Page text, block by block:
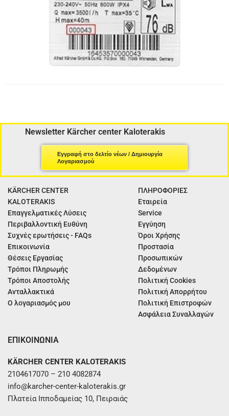
Newsletter Kärcher center Kaloterakis
Εγγραφή στο δελτίο νέων / Δημιουργία
Λογαριασμού
KÄRCHER CENTER
KALOTERAKIS
Επαγγελματικές Λύσεις
Περιβαλλοντική Ευθύνη
Συχνές ερωτήσεις - FAQs
Επικοινωνία
Θέσεις Εργασίας
Τρόποι Πληρωμής
Τρόποι Αποστολής
Ανταλλακτικά
Ο λογαριασμός μου
ΠΛΗΡΟΦΟΡΙΕΣ
Εταιρεία
Service
Εγγύηση
Όροι Χρήσης
Προστασία
Προσωπικών
Δεδομένων
Πολιτική Cookies
Πολιτική Απορρήτου
Πολιτική Επιστροφών
Ασφάλεια Συναλλαγών
ΕΠΙΚΟΙΝΩΝΙΑ
KÄRCHER CENTER KALOTERAKIS
2104617070 – 210 4082874
info@karcher-center-kaloterakis.gr
Πλατεία Ιπποδαμείας 10, Πειραιάς